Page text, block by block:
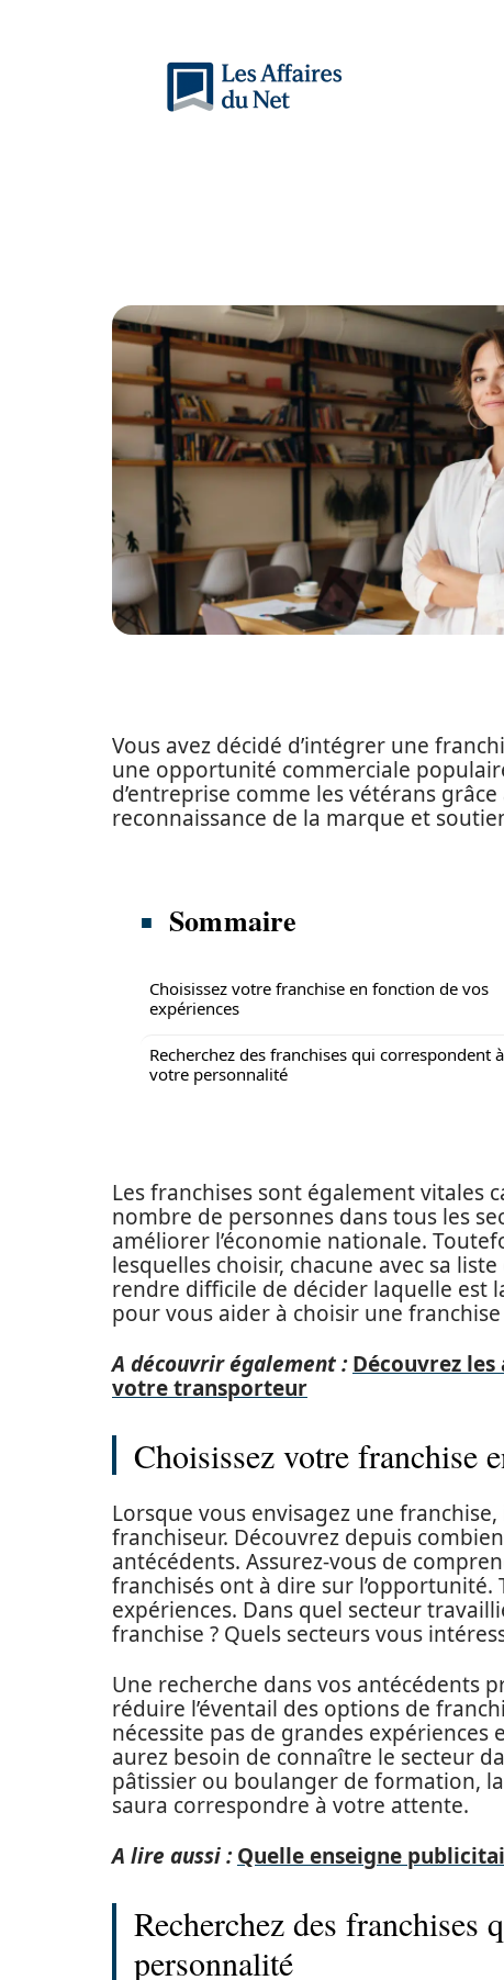
Vous avez décidé d’intégrer une
une opportunité commerciale
d’entreprise comme les vétérans
reconnaissance de la marque et
Sommaire
Choisissez votre franchise en fonction de vos
expériences
Recherchez des franchises qui correspondent à
votre personnalité
Les franchises sont également vitales
nombre de personnes dans tous les
améliorer l’économie nationale.
lesquelles choisir, chacune avec sa
rendre difficile de décider laquelle est
pour vous aider à choisir une
A découvrir également : Découvrez
votre transporteur
Choisissez votre franchise
Lorsque vous envisagez une
franchiseur. Découvrez depuis
antécédents. Assurez-vous de
franchisés ont à dire sur
expériences. Dans quel secteur
franchise ? Quels secteurs vous
Une recherche dans vos antécédents
réduire l’éventail des options de
nécessite pas de grandes expériences
aurez besoin de connaître le secteur
pâtissier ou boulanger de formation,
saura correspondre à votre attente.
A lire aussi : Quelle enseigne
Recherchez des franchises
personnalité